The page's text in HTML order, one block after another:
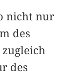
nicht nur
des
zugleich
des